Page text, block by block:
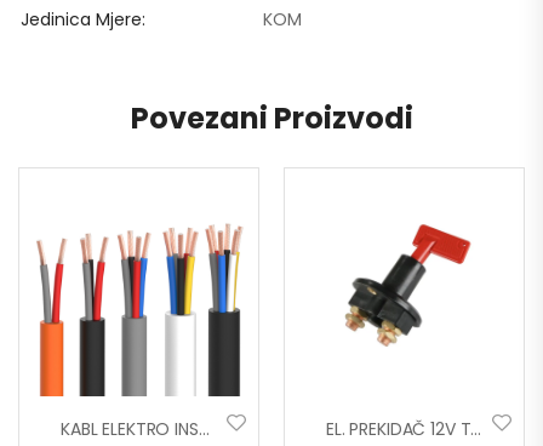
Jedinica Mjere KOM
Povezani Proizvodi
KABL ELEKTRO INST. 5×1.50 EL. PREKIDAČ 12V TR.